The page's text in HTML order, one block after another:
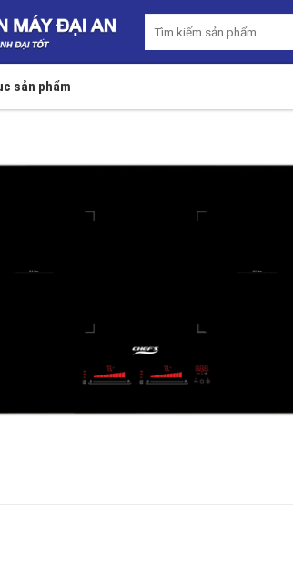
kiếm:
sản phẩm